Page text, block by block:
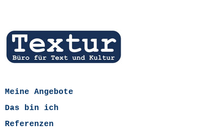
Meine Angebote
Das bin ich
Referenzen